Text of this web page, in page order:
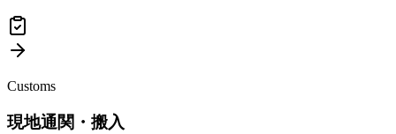
Customs
現地通関・搬入